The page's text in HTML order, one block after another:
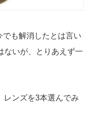
も解消したとは言い
ないが、とりあえず一
レンズを3本選んでみ